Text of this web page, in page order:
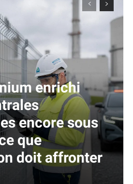
enrichi
encore sous
que
doit affronter